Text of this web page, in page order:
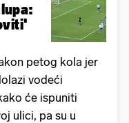
petog kola jer
vodeći
će ispuniti
ulici, pa su u